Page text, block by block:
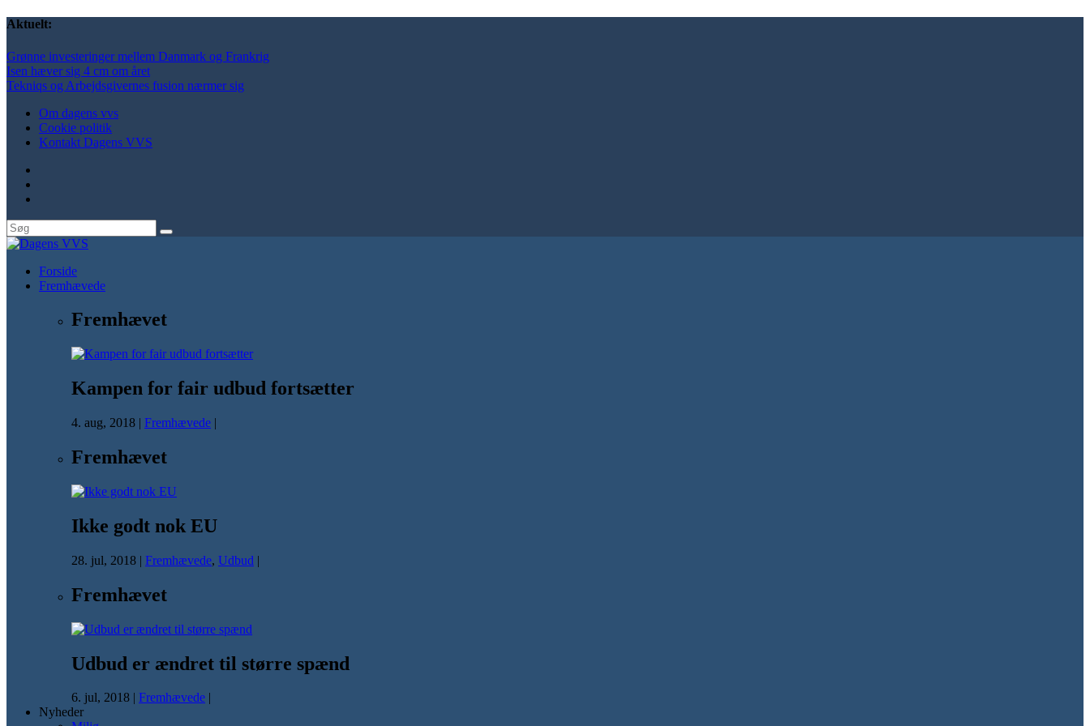
Aktuelt:
Grønne investeringer mellem Danmark og Frankrig
Isen hæver sig 4 cm om året
Tekniqs og Arbejdsgivernes fusion nærmer sig
Om dagens vvs
Cookie politik
Kontakt Dagens VVS
Forside
Fremhævede
Fremhævet
Kampen for fair udbud fortsætter
4. aug, 2018 | Fremhævede |
Fremhævet
Ikke godt nok EU
28. jul, 2018 | Fremhævede, Udbud |
Fremhævet
Udbud er ændret til større spænd
6. jul, 2018 | Fremhævede |
Nyheder